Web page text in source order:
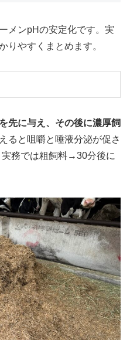
メンpHの安定化です。実
りやすくまとめます。
先に与え、その後に濃厚飼
ると咀嚼と唾液分泌が促さ
務では粗飼料→30分後に